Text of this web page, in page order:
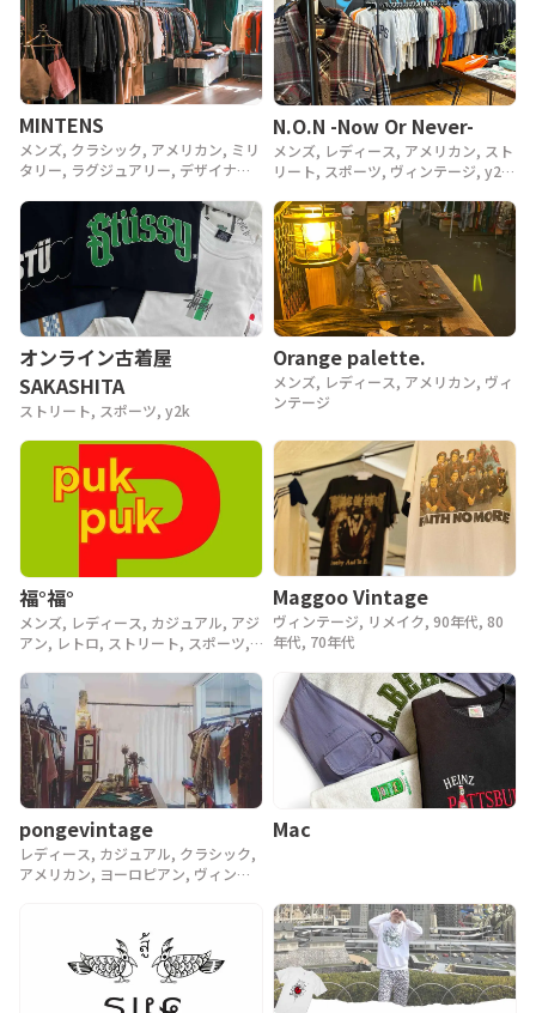
MINTENS
メンズ, クラシック, アメリカン, ミリ
タリー, ラグジュアリー, デザイナー,
80年代, 70年代, 60年代, 50年代, 40
N.O.N -Now Or Never-
メンズ, レディース, アメリカン, スト
リート, スポーツ, ヴィンテージ, y2k,
オンライン古着屋
SAKASHITA
ストリート, スポーツ, y2k
Orange palette.
メンズ, レディース, アメリカン, ヴィ
ンテージ
福°福°
メンズ, レディース, カジュアル, アジ
アン, レトロ, ストリート, スポーツ,
Maggoo Vintage
ヴィンテージ, リメイク, 90年代, 80
年代, 70年代
pongevintage
レディース, カジュアル, クラシック,
アメリカン, ヨーロピアン, ヴィンテ
Mac